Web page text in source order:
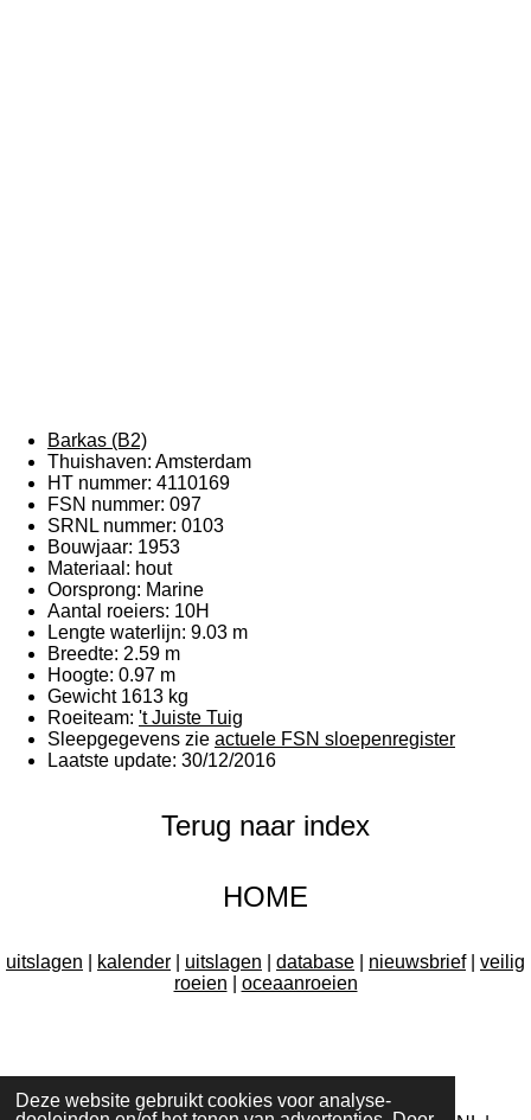
Deze website gebruikt cookies voor analyse-
Barkas (B2)
Thuishaven: Amsterdam
HT nummer: 4110169
FSN nummer: 097
SRNL nummer: 0103
Bouwjaar: 1953
Materiaal: hout
Oorsprong: Marine
Aantal roeiers: 10H
Lengte waterlijn: 9.03 m
Breedte: 2.59 m
Hoogte: 0.97 m
Gewicht 1613 kg
Roeiteam: 't Juiste Tuig
Sleepgegevens zie actuele FSN sloepenregister
Laatste update: 30/12/2016
Terug naar index
HOME
uitslagen kalender uitslagen database nieuwsbrief| veilig
roeien
oceaanroeien
F
a
I
n
Y
o
W
h